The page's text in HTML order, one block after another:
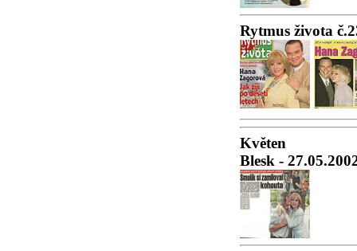
Rytmus života
Květen
Blesk -